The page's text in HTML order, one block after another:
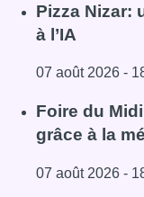
Pizza Nizar:
à l’IA
07 août 2026 -
Lire l'article
Foire du
grâce à la
07 août 2026 -